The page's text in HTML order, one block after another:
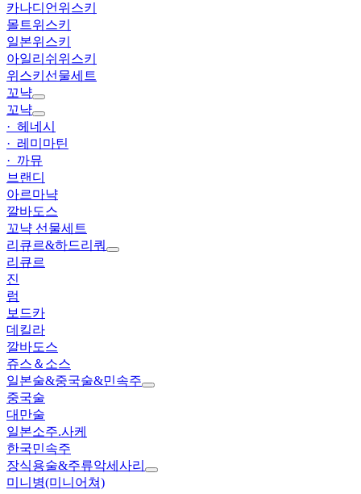
카나디언위스키
몰트위스키
일본위스키
아일리쉬위스키
위스키선물세트
꼬냑
꼬냑
· 헤네시
· 레미마틴
· 까뮤
브랜디
아르마냑
깔바도스
꼬냑 선물세트
리큐르&하드리쿼
리큐르
진
럼
보드카
데킬라
깔바도스
쥬스＆소스
일본술&중국술&민속주
중국술
대만술
일본소주.사케
한국민속주
장식용술&주류악세사리
미니병(미니어쳐)